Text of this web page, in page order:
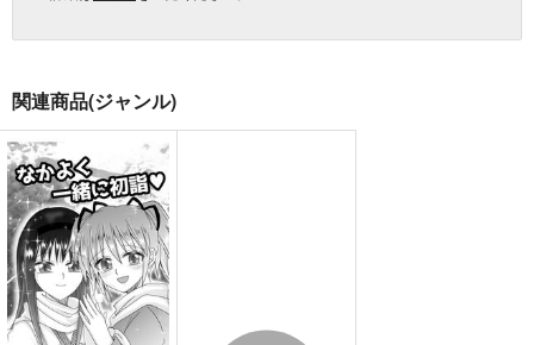
関連商品(ジャンル)